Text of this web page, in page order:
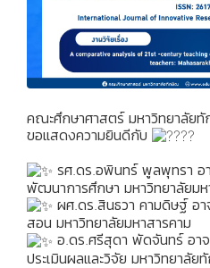
คณะศึกษาศาสตร์ มหาวิทยาลัย
ขอแสดงความยินดีกับ
รศ.ดร.อพินทร์ พูลพุทรา อ
พัฒนาการศึกษา มหาวิทยาลัยมห
ผศ.ดร.สินธวา คามดิษฐ์ อา
สอน มหาวิทยาลัยมหาสารคาม
อ.ดร.ศรีสุดา พัดจันทร์ อา
ประเมินผลและวิจัย มหาวิทยาลั